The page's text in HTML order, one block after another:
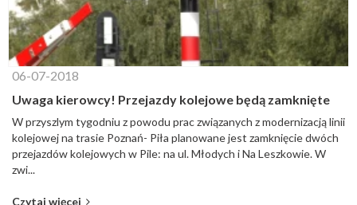
06-07-2018
Uwaga kierowcy! Przejazdy kolejowe będą zamknięte
W przyszlym tygodniu z powodu prac związanych z modernizacją linii
kolejowej na trasie Poznań- Piła planowane jest zamknięcie dwóch
przejazdów kolejowych w Pile: na ul. Młodych i Na Leszkowie. W
zwi...
Czytaj więcej